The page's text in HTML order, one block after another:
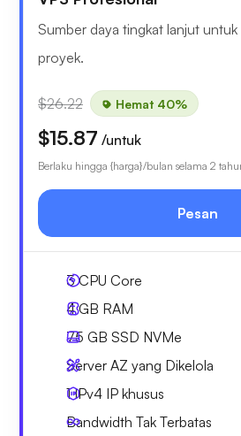
Sumber daya tingkat lanjut
proyek.
$26.22 Hemat 40%
$15.87 /untuk
Berlaku hingga {harga}/bulan selama 2
Pesan
3CPU Core
4 GB RAM
75 GB SSD NVMe
Server AZ yang Dikelola
1 IPv4 IP khusus
Bandwidth Tak Terbatas